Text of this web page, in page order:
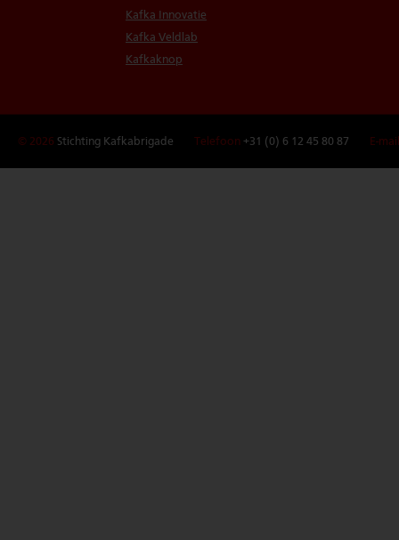
Kafka Innovatie
Kafka Veldlab
Kafkaknop
© 2026 Stichting Kafkabrigade Telefoon +31 (0) 6 12 45 80 87 E-mail